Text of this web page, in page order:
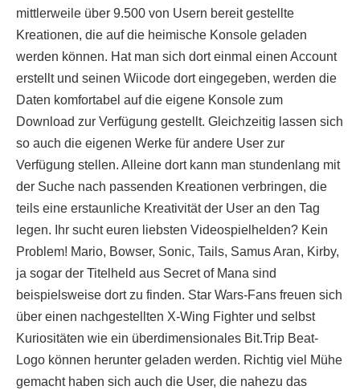
mittlerweile über 9.500 von Usern bereit gestellte
Kreationen, die auf die heimische Konsole geladen
werden können. Hat man sich dort einmal einen Account
erstellt und seinen Wiicode dort eingegeben, werden die
Daten komfortabel auf die eigene Konsole zum
Download zur Verfügung gestellt. Gleichzeitig lassen sich
so auch die eigenen Werke für andere User zur
Verfügung stellen. Alleine dort kann man stundenlang mit
der Suche nach passenden Kreationen verbringen, die
teils eine erstaunliche Kreativität der User an den Tag
legen. Ihr sucht euren liebsten Videospielhelden? Kein
Problem! Mario, Bowser, Sonic, Tails, Samus Aran, Kirby,
ja sogar der Titelheld aus Secret of Mana sind
beispielsweise dort zu finden. Star Wars-Fans freuen sich
über einen nachgestellten X-Wing Fighter und selbst
Kuriositäten wie ein überdimensionales Bit.Trip Beat-
Logo können herunter geladen werden. Richtig viel Mühe
gemacht haben sich auch die User, die nahezu das